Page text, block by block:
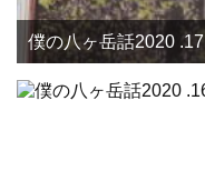
僕の八ヶ岳話2020 .17